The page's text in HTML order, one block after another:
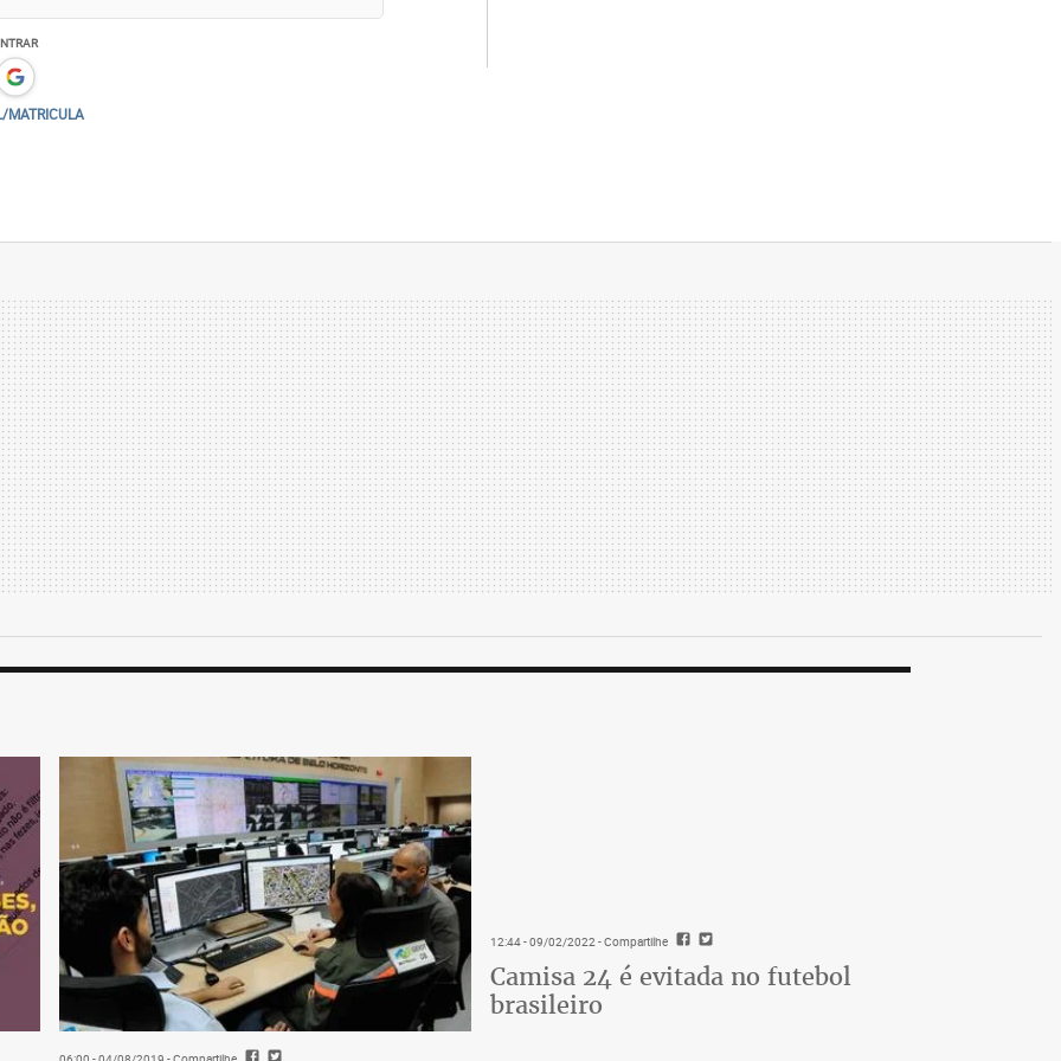
MATRICULA
12:44 - 09/02/2022 - Compartilhe
Camisa 24 é evitada no futebol
brasileiro